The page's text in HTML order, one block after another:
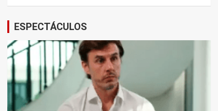
ESPECTÁCULOS